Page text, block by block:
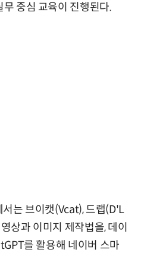
중심 교육이 진행된다.
는 브이캣(Vcat), 드랩(D'L
상과 이미지 제작법을, 데이
를 활용해 네이버 스마